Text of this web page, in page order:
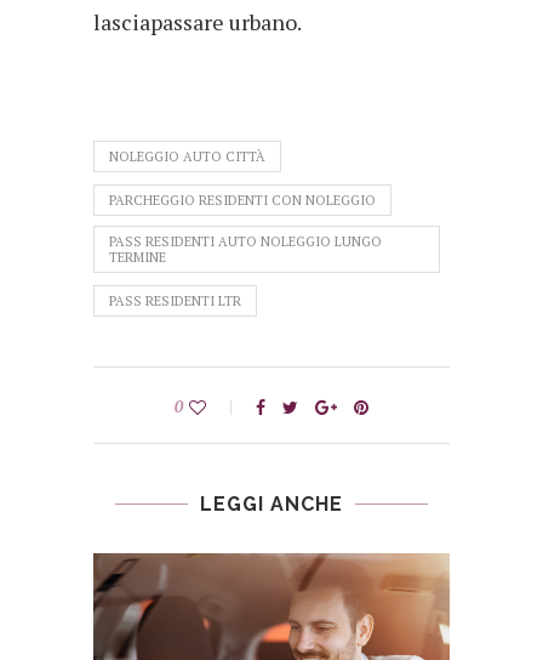
lasciapassare urbano.
NOLEGGIO AUTO CITTÀ
PARCHEGGIO RESIDENTI CON NOLEGGIO
PASS RESIDENTI AUTO NOLEGGIO LUNGO
TERMINE
PASS RESIDENTI LTR
0
LEGGI ANCHE